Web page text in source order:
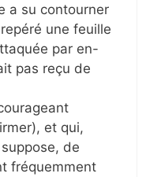
a su contourner
une feuille
par en-
pas reçu de
et qui,
de
fréquemment